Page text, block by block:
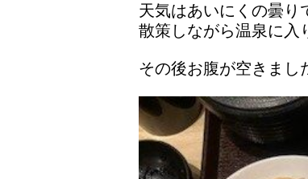
天気はあいにくの曇り
散策しながら温泉に入
その後お腹が空きまし